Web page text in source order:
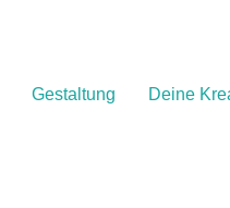
Gestaltung Deine